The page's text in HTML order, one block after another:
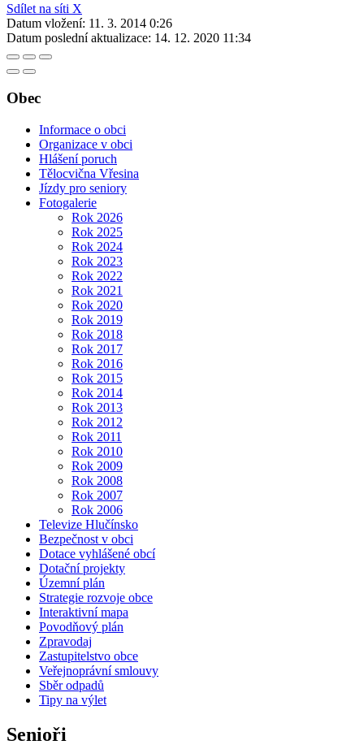
Sdílet na síti X
Datum vložení: 11. 3. 2014 0:26
Datum poslední aktualizace: 14. 12. 2020 11:34
Obec
Informace o obci
Organizace v obci
Hlášení poruch
Tělocvična Vřesina
Jízdy pro seniory
Fotogalerie
Rok 2026
Rok 2025
Rok 2024
Rok 2023
Rok 2022
Rok 2021
Rok 2020
Rok 2019
Rok 2018
Rok 2017
Rok 2016
Rok 2015
Rok 2014
Rok 2013
Rok 2012
Rok 2011
Rok 2010
Rok 2009
Rok 2008
Rok 2007
Rok 2006
Televize Hlučínsko
Bezpečnost v obci
Dotace vyhlášené obcí
Dotační projekty
Územní plán
Strategie rozvoje obce
Interaktivní mapa
Povodňový plán
Zpravodaj
Zastupitelstvo obce
Veřejnoprávní smlouvy
Sběr odpadů
Tipy na výlet
Senioři